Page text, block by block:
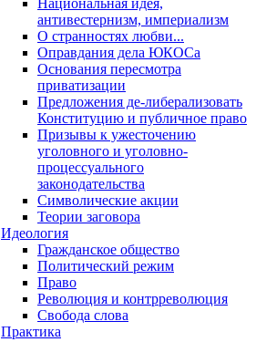
Национальная идея,
антивестернизм, империализм
О странностях любви...
Оправдания дела ЮКОСа
Основания пересмотра
приватизации
Предложения де-либерализовать
Конституцию и публичное право
Призывы к ужесточению
уголовного и уголовно-
процессуального
законодательства
Символические акции
Теории заговора
Идеология
Гражданское общество
Политический режим
Право
Революция и контрреволюция
Свобода слова
Практика